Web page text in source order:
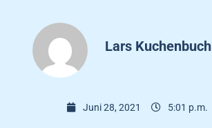
Lars Kuchenbuch
Juni 28, 2021 5:01 p.m.